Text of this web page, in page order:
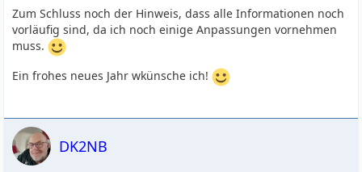
Zum Schluss noch der Hinweis, dass alle Informationen noch
vorläufig sind, da ich noch einige Anpassungen vornehmen
muss.
Ein frohes neues Jahr wkünsche ich!
DK2NB